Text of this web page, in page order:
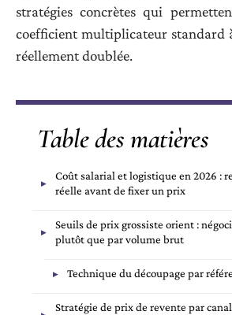
stratégies concrètes qui
coefficient multiplicateur standard
réellement doublée.
Table des matières
Coût salarial et logistique en 2026 :
réelle avant de fixer un prix
Seuils de prix grossiste orient :
plutôt que par volume brut
Technique du découpage par
Stratégie de prix de revente par